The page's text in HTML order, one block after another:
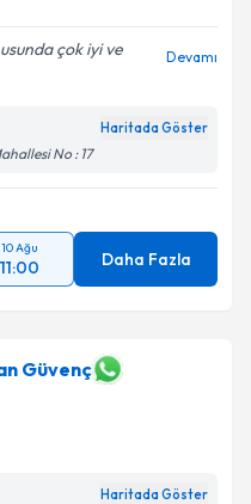
verilerimin belirtilen
ediyorum.
Gönder
çok iyi ve
Devamı
Haritada Göster
No : 17
10 Ağu
11:00 Daha Fazla
Güvenç
Haritada Göster